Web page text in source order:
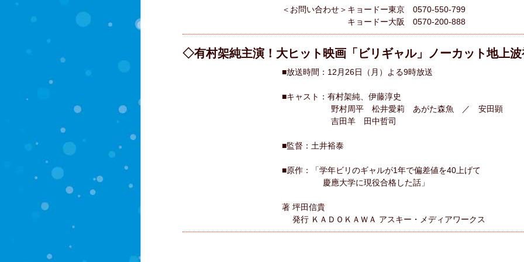
＜お問い合わせ＞キョードー東京 0570-550-799
キョードー大阪 0570-200-888
◇有村架純主演！大ヒット映画「ビリギャル」ノーカット地上
■放送時間：12月26日（月）よる9時放送
■キャスト：有村架純、伊藤淳史
野村周平 松井愛莉 あがた森魚 ／ 安田顕
吉田羊 田中哲司
■監督：土井裕泰
■原作：「学年ビリのギャルが1年で偏差値を40上げて
慶應大学に現役合格した話」
著 坪田信貴
発行 ＫＡＤＯＫＡＷＡ アスキー・メディアワークス